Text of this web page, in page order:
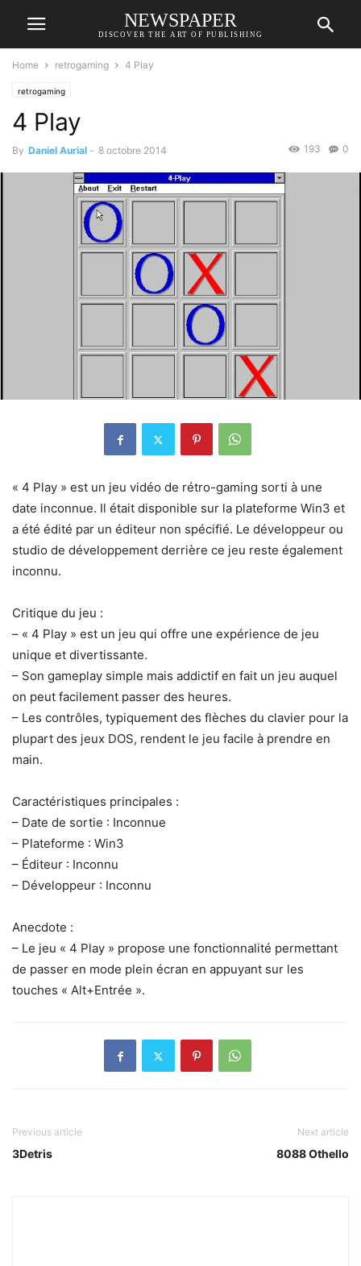
NEWSPAPER
DISCOVER THE ART OF PUBLISHING
Home retrogaming 4 Play
retrogaming
4 Play
By Daniel Aurial - 8 octobre 2014 0
193
« 4 Play » est un jeu vidéo de rétro-gaming sorti à une
date inconnue. Il était disponible sur la plateforme Win3 et
a été édité par un éditeur non spécifié. Le développeur ou
studio de développement derrière ce jeu reste également
inconnu.
Critique du jeu :
– « 4 Play » est un jeu qui offre une expérience de jeu
unique et divertissante.
– Son gameplay simple mais addictif en fait un jeu auquel
on peut facilement passer des heures.
– Les contrôles, typiquement des flèches du clavier pour la
plupart des jeux DOS, rendent le jeu facile à prendre en
main.
Caractéristiques principales :
– Date de sortie : Inconnue
– Plateforme : Win3
– Éditeur : Inconnu
– Développeur : Inconnu
Anecdote :
– Le jeu « 4 Play » propose une fonctionnalité permettant
de passer en mode plein écran en appuyant sur les
touches « Alt+Entrée ».
Previous article
3Detris
Next article
8088 Othello